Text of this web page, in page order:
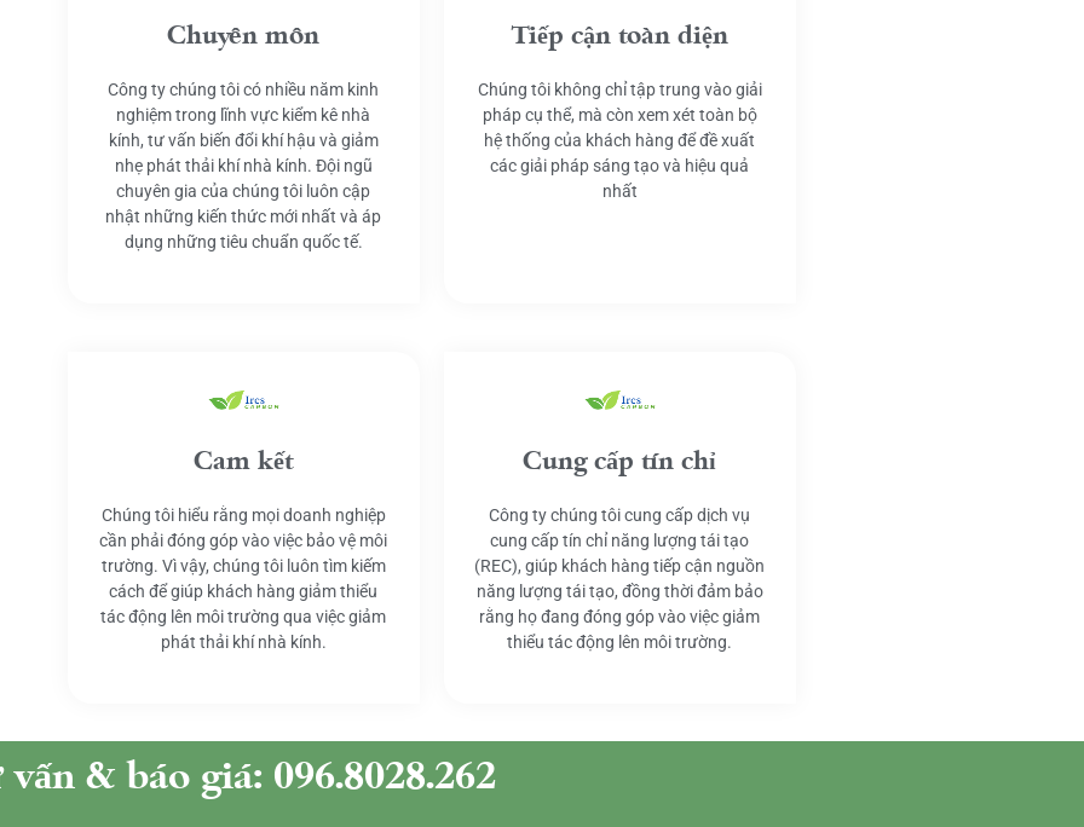
Chuyên môn
Công ty chúng tôi có nhiều năm kinh
nghiệm trong lĩnh vực kiểm kê nhà
kính, tư vấn biến đổi khí hậu và giảm
nhẹ phát thải khí nhà kính. Đội ngũ
chuyên gia của chúng tôi luôn cập
nhật những kiến thức mới nhất và áp
dụng những tiêu chuẩn quốc tế.
Tiếp cận toàn diện
Chúng tôi không chỉ tập trung vào giải
pháp cụ thể, mà còn xem xét toàn bộ
hệ thống của khách hàng để đề xuất
các giải pháp sáng tạo và hiệu quả
nhất
Cam kết
Chúng tôi hiểu rằng mọi doanh nghiệp
cần phải đóng góp vào việc bảo vệ môi
trường. Vì vậy, chúng tôi luôn tìm kiếm
cách để giúp khách hàng giảm thiểu
tác động lên môi trường qua việc giảm
phát thải khí nhà kính.
Cung cấp tín chỉ
Công ty chúng tôi cung cấp dịch vụ
cung cấp tín chỉ năng lượng tái tạo
(REC), giúp khách hàng tiếp cận nguồn
năng lượng tái tạo, đồng thời đảm bảo
rằng họ đang đóng góp vào việc giảm
thiểu tác động lên môi trường.
& báo giá: 096.8028.262